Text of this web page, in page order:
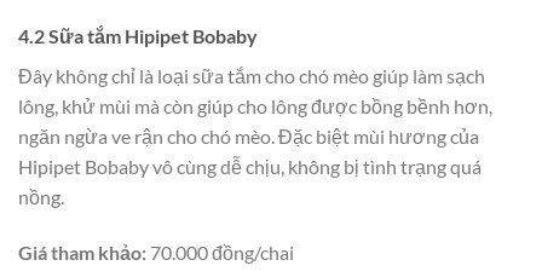
4.2 Sữa tắm Hipipet Bobaby
Đây không chỉ là loại sữa tắm cho chó mèo giúp làm sạch
lông, khử mùi mà còn giúp cho lông được bồng bềnh hơn,
ngăn ngừa ve rận cho chó mèo. Đặc biệt mùi hương của
Hipipet Bobaby vô cùng dễ chịu, không bị tình trạng quá
nồng.
Giá tham khảo: 70.000 đồng/chai